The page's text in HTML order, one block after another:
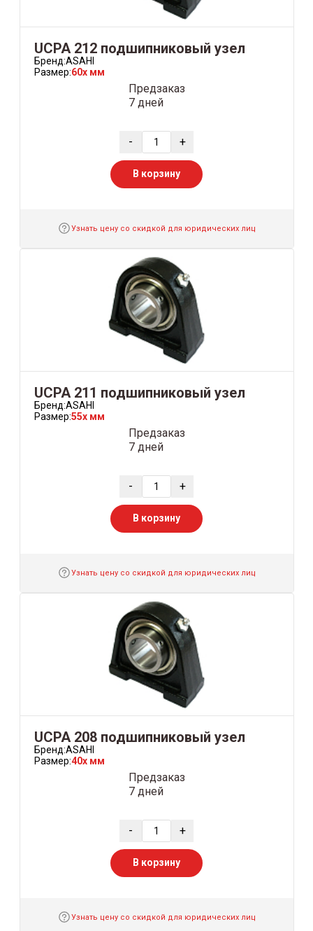
UCPA 212 подшипниковый узел
Бренд:ASAHI
Размер:60x мм
Предзаказ
7 дней
- +
В корзину
Узнать цену со скидкой для юридических лиц
UCPA 211 подшипниковый узел
Бренд:ASAHI
Размер:55x мм
Предзаказ
7 дней
- +
В корзину
Узнать цену со скидкой для юридических лиц
UCPA 208 подшипниковый узел
Бренд:ASAHI
Размер:40x мм
Предзаказ
7 дней
- +
В корзину
Узнать цену со скидкой для юридических лиц